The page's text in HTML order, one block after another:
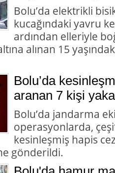
Bolu’da elektrikli
kucağındaki yavru
ardından elleriyle
alınan 15
Bolu’da
aranan 7 kişi
Bolu’da jandarma
operasyonlarda,
kesinleşmiş hapis
gönderildi.